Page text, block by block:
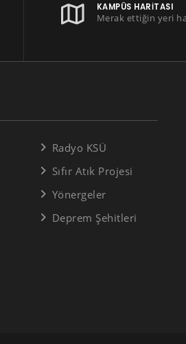
KAMPÜS HARITASI
Merak ettiğin yeri
Radyo KSÜ
Sıfır Atık Projesi
Yönergeler
Deprem Şehitleri